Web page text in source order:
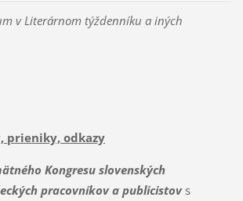
v Literárnom týždenníku a iných
prieniky, odkazy
Kongresu slovenských
pracovníkov a publicistovs